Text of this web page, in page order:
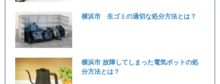
横浜市 生ゴミの適切な処分方法とは？
横浜市 故障してしまった電気ポットの処
分方法とは？